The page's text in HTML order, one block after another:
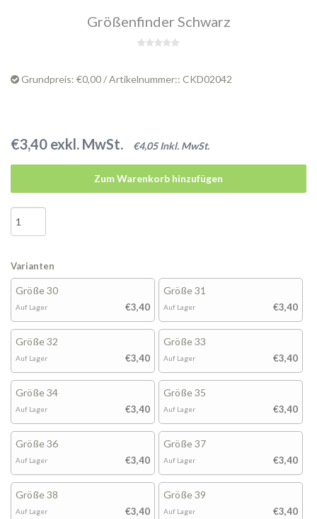
Größenfinder Schwarz
Grundpreis: €0,00 / Artikelnummer:: CKD02042
€3,40 exkl. MwSt. €4,05 Inkl. MwSt.
Zum Warenkorb hinzufügen
Varianten
Größe 30
€3,40
Auf Lager
Größe 31
€3,40
Auf Lager
Größe 32
€3,40
Auf Lager
Größe 33
€3,40
Auf Lager
Größe 34
€3,40
Auf Lager
Größe 35
€3,40
Auf Lager
Größe 36
€3,40
Auf Lager
Größe 37
€3,40
Auf Lager
Größe 38
€3,40
Auf Lager
Größe 39
€3,40
Auf Lager